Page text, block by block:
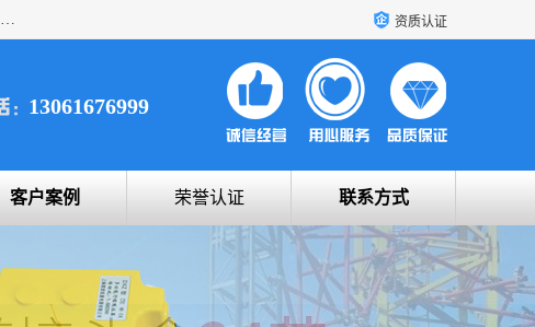
上海宇叶电子科技有限公司是吊钩视频监控、升降机监控、卸料平台监控、塔吊防碰撞、黑匣子防碰撞、风速仪，太阳能障碍灯安全提示灯等一系列升降机的常用配件产品专业研发生产加工的公司，拥有完整、科学的质量管理体系。 资质认证
13061676999
客户案例 荣誉认证 联系方式